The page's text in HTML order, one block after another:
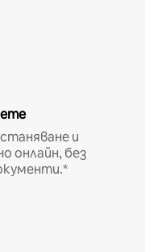
и
онлайн, без